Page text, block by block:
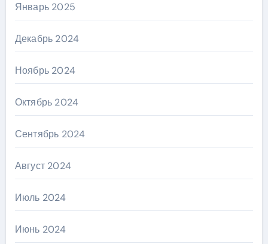
Январь 2025
Декабрь 2024
Ноябрь 2024
Октябрь 2024
Сентябрь 2024
Август 2024
Июль 2024
Июнь 2024